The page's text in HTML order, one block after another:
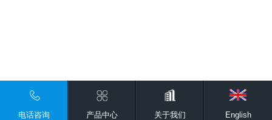
电话咨询 产品中心 关于我们 English